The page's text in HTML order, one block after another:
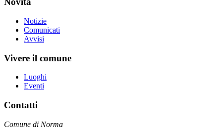
Notizie
Comunicati
Avvisi
Vivere il comune
Luoghi
Eventi
Contatti
Comune di Norma